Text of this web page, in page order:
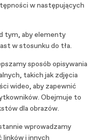
w następujących
tym, aby elementy
w stosunku do tła.
sposób opisywania
takich jak zdjęcia
wideo, aby zapewnić
Obejmuje to
dla obrazów.
wprowadzamy
linków i innych